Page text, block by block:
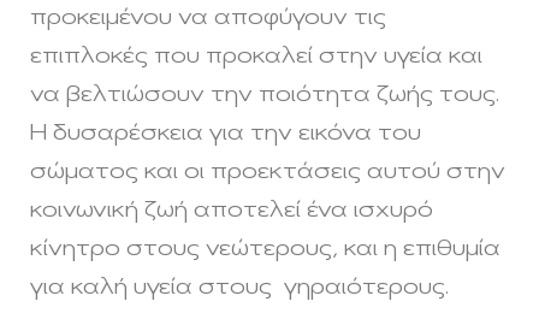
προκειμένου να αποφύγουν τις
επιπλοκές που προκαλεί στην υγεία και
να βελτιώσουν την ποιότητα ζωής τους.
Η δυσαρέσκεια για την εικόνα του
σώματος και οι προεκτάσεις αυτού στην
κοινωνική ζωή αποτελεί ένα ισχυρό
κίνητρο στους νεώτερους, και η επιθυμία
για καλή υγεία στους γηραιότερους.